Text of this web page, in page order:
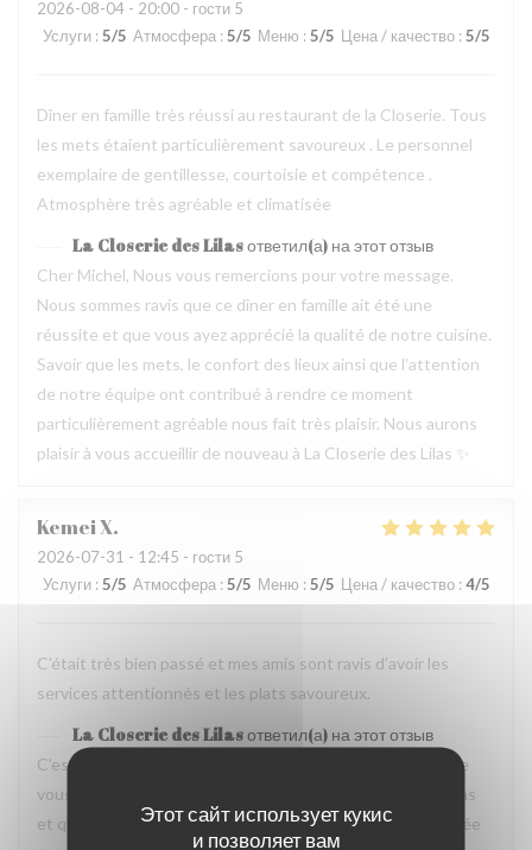
Этот сайт использует кукис
и позволяет вам
2026-08-04 - 20:00 - гости 5
Услуги : 5/5 Атмосфера : 5/5 Меню : 5/5 Цена / качество : 5/5
Dîner en famille très réussi au restaurant de la Closerie. Tous
les mets étaient particulièrement savoureux . Le personnel
exemplaire de gentillesse, courtoisie et compétence .
Atmosphère très agréable et climatisée
La Closerie des Lilasответил(а) на этот отзыв
Cher Michel, Nous vous remercions pour votre message.
Nous sommes ravis que ce dîner en famille ait été une
réussite et que vous ayez apprécié la qualité de notre cuisine.
Savoir que les mets, le confort des lieux ainsi que l’attention
de notre équipe ont contribué à rendre ce moment
particulièrement agréable nous fait très plaisir. Nous aurons
plaisir à vous accueillir de nouveau à La Closerie des Lilas ✨
KemeiX
2026-07-31 - 12:45 - гости 5
Услуги : 5/5 Атмосфера : 5/5 Меню :5/5 Цена / качество : 4/5
C'était très bien passé et mes amis sont ravis d'avoir les
services attentionnés et les plats savoureux.
La Closerie des Lilasответил(а) на этот отзыв
C’est un plaisir de lire votre retour. Nous sommes ravis que
vous ayez passé un agréable moment à La Closerie des Lilas
et que vos amis aient également apprécié l’attention portée